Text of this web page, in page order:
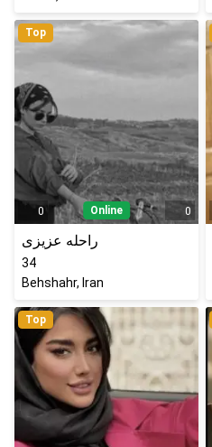
Top
0 Online 0
راحله عزیزی
34
Behshahr, Iran
Top